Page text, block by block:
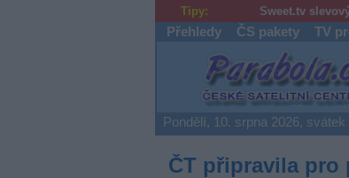
Tipy: Sweet.tv
Přehledy ČS pakety TV
Parabola.cz
Pondělí, 10. srpna 2026,
ČT připravila pro